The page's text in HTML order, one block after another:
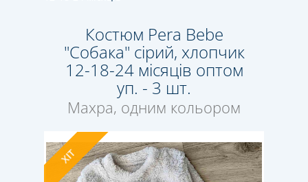
Костюм Pera Bebe
"Собака" сірий, хлопчик
12-18-24 місяців оптом
уп. - 3 шт.
Махра, одним кольором
ХІТ